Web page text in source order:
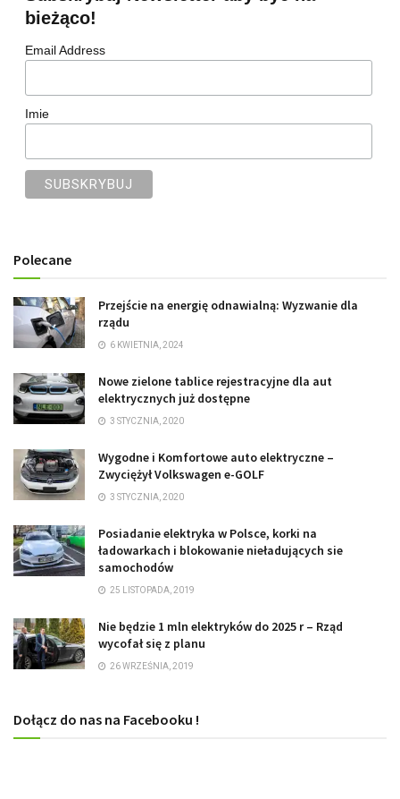
bieżąco!
Email Address
Imie
Polecane
Przejście na energię odnawialną: Wyzwanie dla
rządu
6 KWIETNIA, 2024
Nowe zielone tablice rejestracyjne dla aut
elektrycznych już dostępne
3 STYCZNIA, 2020
Wygodne i Komfortowe auto elektryczne –
Zwyciężył Volkswagen e-GOLF
3 STYCZNIA, 2020
Posiadanie elektryka w Polsce, korki na
ładowarkach i blokowanie nieładujących sie
samochodów
25 LISTOPADA, 2019
Nie będzie 1 mln elektryków do 2025 r – Rząd
wycofał się z planu
26 WRZEŚNIA, 2019
Dołącz do nas na Facebooku !